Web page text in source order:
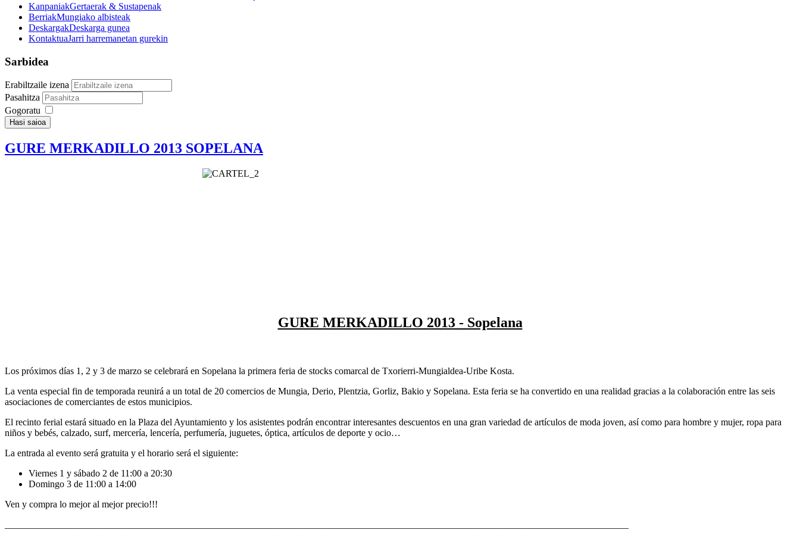
KanpaniakGertaerak & Sustapenak
BerriakMungiako albisteak
DeskargakDeskarga gunea
KontaktuaJarri harremanetan gurekin
Sarbidea
Erabiltzaile izena
Pasahitza
Gogoratu
Hasi saioa
GURE MERKADILLO 2013 SOPELANA
GURE MERKADILLO 2013 - Sopelana
Los próximos días 1, 2 y 3 de marzo se celebrará en Sopelana la primera feria de stocks comarcal de Txorierri-Mungialdea-Uribe Kosta.
La venta especial fin de temporada reunirá a un total de 20 comercios de Mungia, Derio, Plentzia, Gorliz, Bakio y Sopelana. Esta feria se ha convertido en una realidad gracias a la colaboración entre las seis
asociaciones de comerciantes de estos municipios.
El recinto ferial estará situado en la Plaza del Ayuntamiento y los asistentes podrán encontrar interesantes descuentos en una gran variedad de artículos de moda joven, así como para hombre y mujer, ropa para
niños y bebés, calzado, surf, mercería, lencería, perfumería, juguetes, óptica, artículos de deporte y ocio…
La entrada al evento será gratuita y el horario será el siguiente:
Viernes 1 y sábado 2 de 11:00 a 20:30
Domingo 3 de 11:00 a 14:00
Ven y compra lo mejor al mejor precio!!!